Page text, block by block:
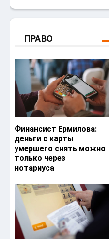
ПРАВО
Финансист Ермилова:
деньги с карты
умершего снять можно
только через
нотариуса